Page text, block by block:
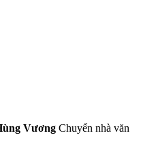
Vương Chuyển nhà văn